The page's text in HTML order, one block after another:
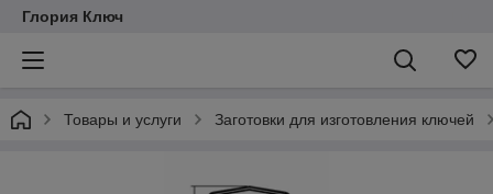
Глория Ключ
Товары и услуги Заготовки для изготовления ключей